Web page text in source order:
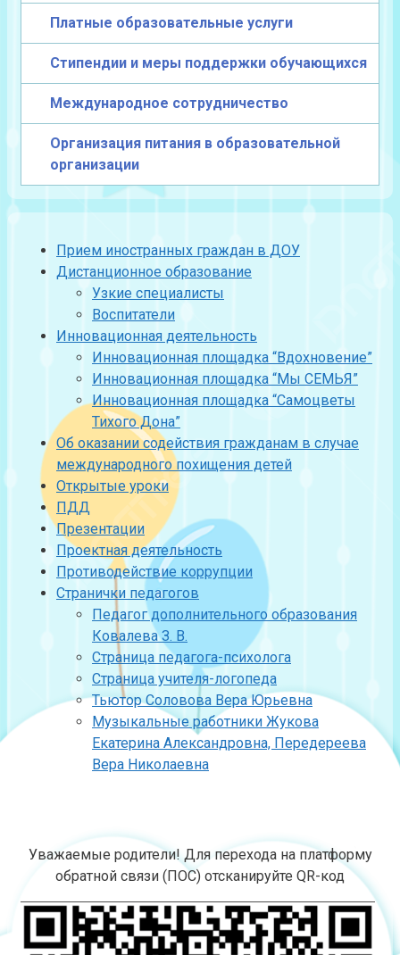
Платные образовательные услуги
Стипендии и меры поддержки обучающихся
Международное сотрудничество
Организация питания в образовательной
организации
Прием иностранных граждан в ДОУ
Дистанционное образование
Узкие специалисты
Воспитатели
Инновационная деятельность
Инновационная площадка “Вдохновение”
Инновационная площадка “Мы СЕМЬЯ”
Инновационная площадка “Самоцветы
Тихого Дона”
Об оказании содействия гражданам в случае
международного похищения детей
Открытые уроки
ПДД
Презентации
Проектная деятельность
Противодействие коррупции
Странички педагогов
Педагог дополнительного образования
Ковалева З. В.
Страница педагога-психолога
Страница учителя-логопеда
Тьютор Соловова Вера Юрьевна
Музыкальные работники Жукова
Екатерина Александровна, Передереева
Вера Николаевна
Уважаемые родители! Для перехода на платформу
обратной связи (ПОС) отсканируйте QR-код